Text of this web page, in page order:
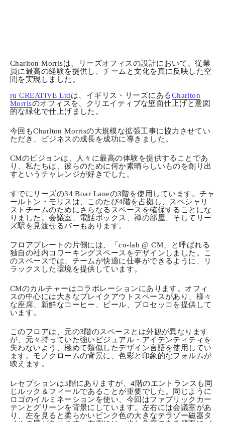
Charlton Morrisは、リーズオフィスの設計において、従業
員に最高の経験を提供し、チームと文化を真に反映した空
間を実現しました。
ru CREATIVE Ltdは、イギリス・リーズにあるCharlton
Morrisのオフィスを、クリエイティブな壁面仕上げと意図
的な緑化で仕上げました。
今回もCharlton Morrisの大規模な拡張工事に協力させてい
ただき、ビジネスの成長を成功に導きました。
CMのビジョンは、人々に最高の体験を提供することであ
り、私たちは、彼らのために何か素晴らしいものを創り出
すというチャレンジが好きでした。
すでにリーズの34 Boar Laneの3階を使用しています。チャ
ールトン・モリスは、このたび4階を占拠し、スペシャリ
ストチームのためにさらなるスペースを確保することにな
りました。会議室、電話ボックス、禅の部屋、そしてリー
ズ駅を見渡せるバーもあります。
フロアプレートの片側には、「co-lab @ CM」と呼ばれる
独自の社内コワーキングスペースをデザインしました。こ
のスペースでは、チームが快適に仕事ができるように、リ
ラックスした環境を提供しています。
CMのカルチャーはコラボレーションにあります。オフィ
スの中心には大きなブレイクアウトスペースがあり、様々
な座席、新鮮なコーヒー、ビール、プロセッコを提供して
います。
このフロアは、元の3階のスペースとは外観が異なります
が、元々持っていた強いビジュアル・アイデンティティを
失わないよう、極めて類似したデザイン言語を使用してい
ます。モノクロームの背景に、色彩と印象的なフォルムが
映えます。
レセプションは3階にありますが、4階のエントランスも同
じルック＆フィールであることが重要でした。同じように
ロゴのイルミネーションを使い、今回はファブリックカー
テンとグリーンを背景にしています。左右には会議室があ
り、左を見ると柔らかいピンク色の大きなテラゾー磁器タ